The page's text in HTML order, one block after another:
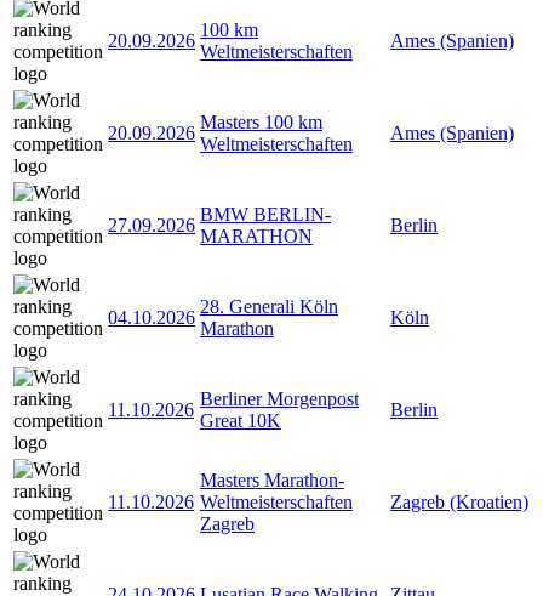
20.09.2026
100 km
Weltmeisterschaften
Ames (Spanien)
20.09.2026
Masters 100 km
Weltmeisterschaften
Ames (Spanien)
27.09.2026
BMW BERLIN-
MARATHON
Berlin
04.10.2026
28. Generali Köln
Marathon
Köln
11.10.2026
Berliner Morgenpost
Great 10K
Berlin
11.10.2026
Masters Marathon-
Weltmeisterschaften
Zagreb
Zagreb (Kroatien)